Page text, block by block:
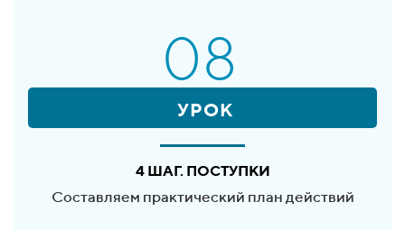
08
УРОК
4 ШАГ. ПОСТУПКИ
Составляем практический план действий